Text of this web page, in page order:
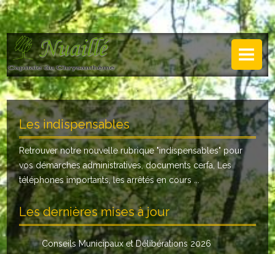
NUAILLÉ
Plan de Nuaillé
Sentiers pédestres
Guide annuel
Histoire
Galerie
LA MAIRIE
Horaires
.
Les indispensables
Retrouver notre nouvelle rubrique "indispensables" pour
vos démarches administratives, documents cerfa, Les
téléphones importants, les arrêtés en cours ...
Les dernières mises à jour
Conseils Municipaux et Délibérations 2026